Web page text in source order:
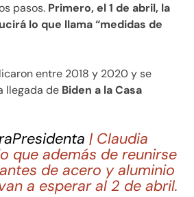
pasos. Primero, el 1 de abril, la
lo que llama “medidas de
entre 2018 y 2020 y se
llegada de Biden a la Casa
| Claudia
que además de reunirse
de acero y aluminio
a esperar al 2 de abril.